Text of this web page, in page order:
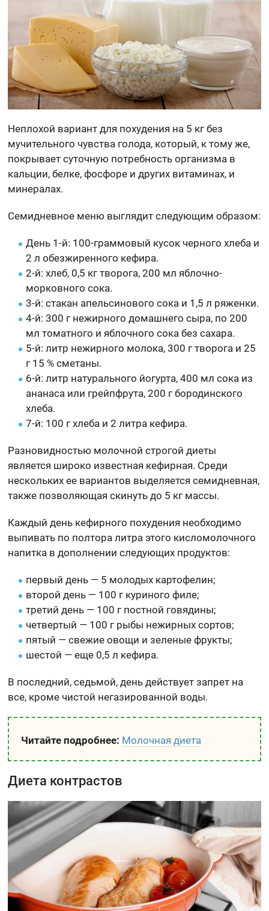
Неплохой вариант для похудения на 5 кг без
мучительного чувства голода, который, к тому же,
покрывает суточную потребность организма в
кальции, белке, фосфоре и других витаминах, и
минералах.
Семидневное меню выглядит следующим образом:
День 1-й: 100-граммовый кусок черного хлеба и
2 л обезжиренного кефира.
2-й: хлеб, 0,5 кг творога, 200 мл яблочно-
морковного сока.
3-й: стакан апельсинового сока и 1,5 л ряженки.
4-й: 300 г нежирного домашнего сыра, по 200
мл томатного и яблочного сока без сахара.
5-й: литр нежирного молока, 300 г творога и 25
г 15 % сметаны.
6-й: литр натурального йогурта, 400 мл сока из
ананаса или грейпфрута, 200 г бородинского
хлеба.
7-й: 100 г хлеба и 2 литра кефира.
Разновидностью молочной строгой диеты
является широко известная кефирная. Среди
нескольких ее вариантов выделяется семидневная,
также позволяющая скинуть до 5 кг массы.
Каждый день кефирного похудения необходимо
выпивать по полтора литра этого кисломолочного
напитка в дополнении следующих продуктов:
первый день — 5 молодых картофелин;
второй день — 100 г куриного филе;
третий день — 100 г постной говядины;
четвертый — 100 г рыбы нежирных сортов;
пятый — свежие овощи и зеленые фрукты;
шестой — еще 0,5 л кефира.
В последний, седьмой, день действует запрет на
все, кроме чистой негазированной воды.
Читайте подробнее: Молочная диета
Диета контрастов